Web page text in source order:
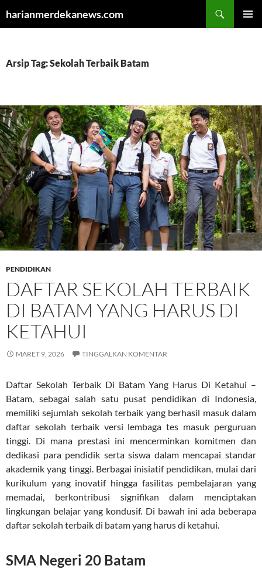
harianmerdekanews.com
Arsip Tag: Sekolah Terbaik Batam
PENDIDIKAN
DAFTAR SEKOLAH TERBAIK
DI BATAM YANG HARUS DI
KETAHUI
MARET 9, 2026 TINGGALKAN KOMENTAR
Daftar Sekolah Terbaik Di Batam Yang Harus Di Ketahui –
Batam, sebagai salah satu pusat pendidikan di Indonesia,
memiliki sejumlah sekolah terbaik yang berhasil masuk dalam
daftar sekolah terbaik versi lembaga tes masuk perguruan
tinggi. Di mana prestasi ini mencerminkan komitmen dan
dedikasi para pendidik serta siswa dalam mencapai standar
akademik yang tinggi. Berbagai inisiatif pendidikan, mulai dari
kurikulum yang inovatif hingga fasilitas pembelajaran yang
memadai, berkontribusi signifikan dalam menciptakan
lingkungan belajar yang kondusif. Di bawah ini ada beberapa
daftar sekolah terbaik di batam yang harus di ketahui.
SMA Negeri 20 Batam